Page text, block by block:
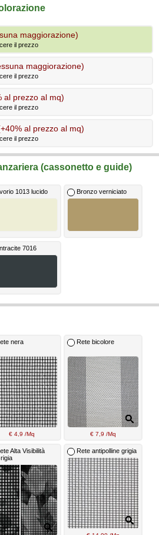
maggiorazione)
il prezzo
maggiorazione)
il prezzo
al prezzo al mq)
il prezzo
al prezzo al mq)
il prezzo
(cassonetto e guide)
1013 lucido Bronzo verniciato
7016
nera
€ 4,9 /Mq
Rete bicolore
€ 7,9 /Mq
Alta Visibilità
Rete antipolline grigia